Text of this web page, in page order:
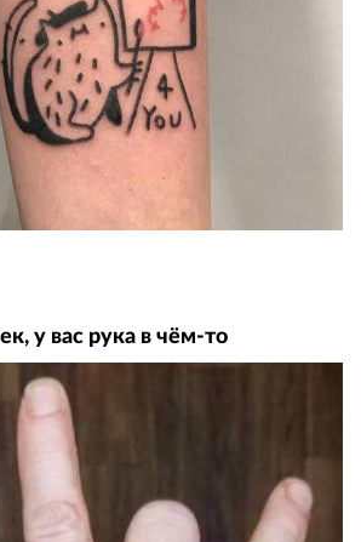
у вас рука в чём-то